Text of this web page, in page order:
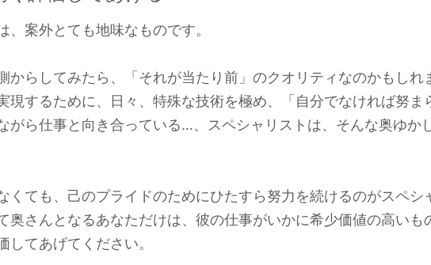
、案外とても地味なものです。
からしてみたら、「それが当たり前」のクオリティなのかもしれ
現するために、日々、特殊な技術を極め、「自分でなければ努ま
がら仕事と向き合っている…、スペシャリストは、そんな奥ゆか
くても、己のプライドのためにひたすら努力を続けるのがスペシ
奥さんとなるあなただけは、彼の仕事がいかに希少価値の高いも
してあげてください。